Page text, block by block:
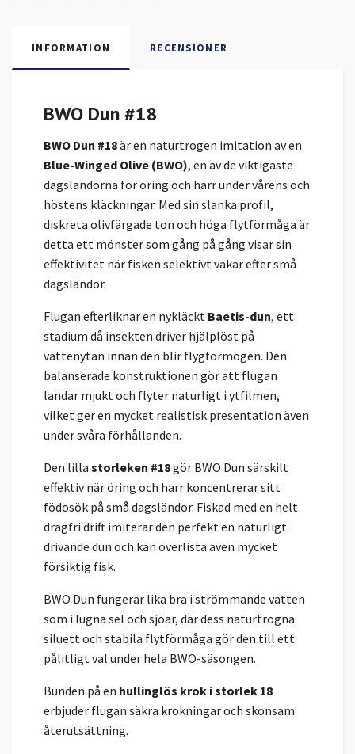
INFORMATION RECENSIONER
BWO Dun #18
BWO Dun #18är en naturtrogen imitation av en
Blue-Winged Olive (BWO), en av de viktigaste
dagsländorna för öring och harr under vårens och
höstens kläckningar. Med sin slanka profil,
diskreta olivfärgade ton och höga flytförmåga är
detta ett mönster som gång på gång visar sin
effektivitet när fisken selektivt vakar efter små
dagsländor.
Flugan efterliknar en nykläckt Baetis-dun, ett
stadium då insekten driver hjälplöst på
vattenytan innan den blir flygförmögen. Den
balanserade konstruktionen gör att flugan
landar mjukt och flyter naturligt i ytfilmen,
vilket ger en mycket realistisk presentation även
under svåra förhållanden.
Den lilla storleken #18gör BWO Dun särskilt
effektiv när öring och harr koncentrerar sitt
födosök på små dagsländor. Fiskad med en helt
dragfri drift imiterar den perfekt en naturligt
drivande dun och kan överlista även mycket
försiktig fisk.
BWO Dun fungerar lika bra i strömmande vatten
som i lugna sel och sjöar, där dess naturtrogna
siluett och stabila flytförmåga gör den till ett
pålitligt val under hela BWO-säsongen.
Bunden på en hullinglös krok i storlek 18
erbjuder flugan säkra krokningar och skonsam
återutsättning.